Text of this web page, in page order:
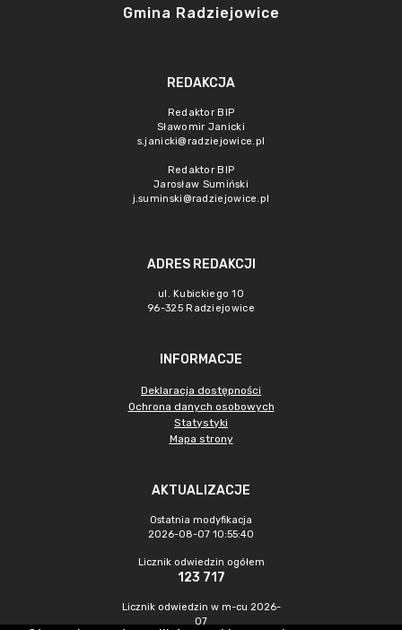
Gmina Radziejowice
REDAKCJA
Redaktor BIP
Sławomir Janicki
s.janicki@radziejowice.pl
Redaktor BIP
Jarosław Sumiński
j.suminski@radziejowice.pl
ADRES REDAKCJI
ul. Kubickiego 10
96-325 Radziejowice
INFORMACJE
Deklaracja dostępności
Ochrona danych osobowych
Statystyki
Mapa strony
AKTUALIZACJE
Ostatnia modyfikacja
2026-08-07 10:55:40
Licznik odwiedzin ogółem
123 717
Licznik odwiedzin w m-cu 2026-
07